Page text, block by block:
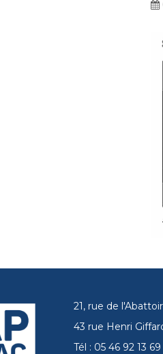
21, rue de
43 rue Henri
Tél : 05 46 92 13 69